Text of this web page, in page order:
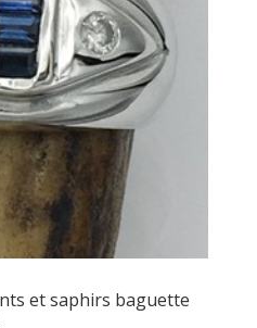
et saphirs baguette